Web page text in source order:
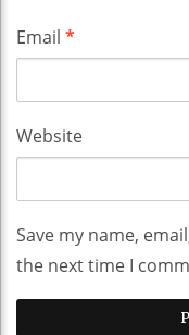
Email *
Website
Save my name,
the next time I